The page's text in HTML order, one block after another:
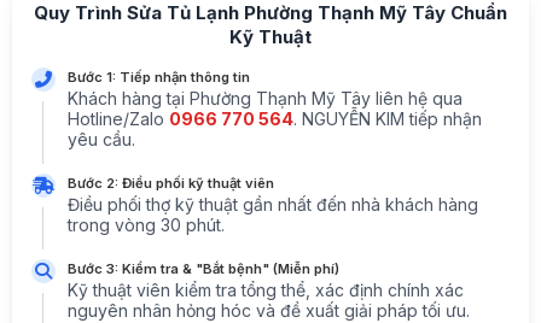
Quy Trình Sửa Tủ Lạnh Phường Thạnh Mỹ Tây Chuẩn
Kỹ Thuật
Bước 1: Tiếp nhận thông tin
Khách hàng tại Phường Thạnh Mỹ Tây liên hệ qua
Hotline/Zalo 0966 770 564. NGUYỄN KIM tiếp nhận
yêu cầu.
Bước 2: Điều phối kỹ thuật viên
Điều phối thợ kỹ thuật gần nhất đến nhà khách hàng
trong vòng 30 phút.
Bước 3: Kiểm tra & "Bắt bệnh" (Miễn phí)
Kỹ thuật viên kiểm tra tổng thể, xác định chính xác
nguyên nhân hỏng hóc và đề xuất giải pháp tối ưu.